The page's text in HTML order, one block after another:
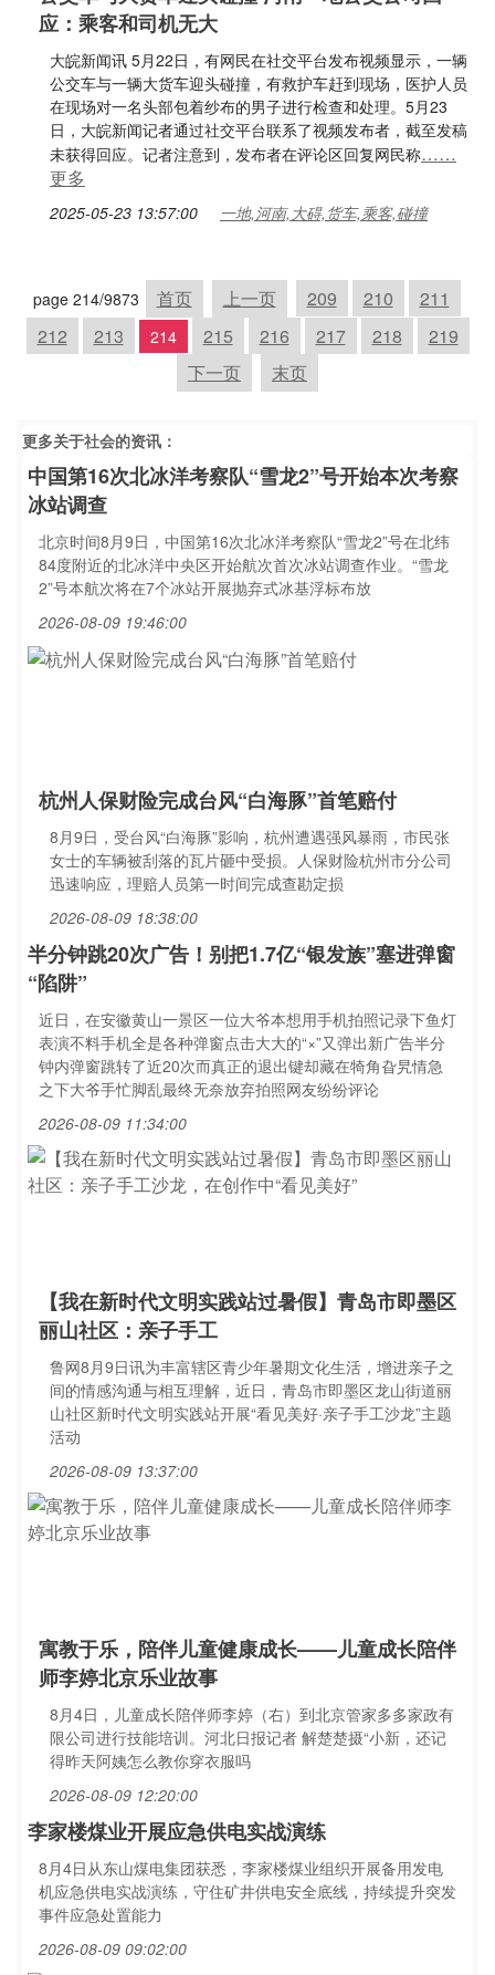
应：乘客和司机无大
大皖新闻讯 5月22日，有网民在社交平台发布视频显示，一辆
公交车与一辆大货车迎头碰撞，有救护车赶到现场，医护人员
在现场对一名头部包着纱布的男子进行检查和处理。5月23
日，大皖新闻记者通过社交平台联系了视频发布者，截至发稿
未获得回应。记者注意到，发布者在评论区回复网民称……
更多
2025-05-23 13:57:00 一地,河南,大碍,货车,乘客,碰撞
page 214/9873 首页 上一页 209 210
211
212
213 214 215 216 217 218
219
下一页
末页
更多关于社会的资讯：
中国第16次北冰洋考察队“雪龙2”号开始本次考察
冰站调查
北京时间8月9日，中国第16次北冰洋考察队“雪龙2”号在北纬
84度附近的北冰洋中央区开始航次首次冰站调查作业。“雪龙
2”号本航次将在7个冰站开展抛弃式冰基浮标布放
2026-08-09 19:46:00
杭州人保财险完成台风“白海豚”首笔赔付
8月9日，受台风“白海豚”影响，杭州遭遇强风暴雨，市民张
女士的车辆被刮落的瓦片砸中受损。人保财险杭州市分公司
迅速响应，理赔人员第一时间完成查勘定损
2026-08-09 18:38:00
半分钟跳20次广告！别把1.7亿“银发族”塞进弹窗
“陷阱”
近日，在安徽黄山一景区一位大爷本想用手机拍照记录下鱼灯
表演不料手机全是各种弹窗点击大大的“×”又弹出新广告半分
钟内弹窗跳转了近20次而真正的退出键却藏在犄角旮旯情急
之下大爷手忙脚乱最终无奈放弃拍照网友纷纷评论
2026-08-09 11:34:00
【我在新时代文明实践站过暑假】青岛市即墨区
丽山社区：亲子手工
鲁网8月9日讯为丰富辖区青少年暑期文化生活，增进亲子之
间的情感沟通与相互理解，近日，青岛市即墨区龙山街道丽
山社区新时代文明实践站开展“看见美好·亲子手工沙龙”主题
活动
2026-08-09 13:37:00
寓教于乐，陪伴儿童健康成长——儿童成长陪伴
师李婷北京乐业故事
8月4日，儿童成长陪伴师李婷（右）到北京管家多多家政有
限公司进行技能培训。河北日报记者 解楚楚摄“小新，还记
得昨天阿姨怎么教你穿衣服吗
2026-08-09 12:20:00
李家楼煤业开展应急供电实战演练
8月4日从东山煤电集团获悉，李家楼煤业组织开展备用发电
机应急供电实战演练，守住矿井供电安全底线，持续提升突发
事件应急处置能力
2026-08-09 09:02:00